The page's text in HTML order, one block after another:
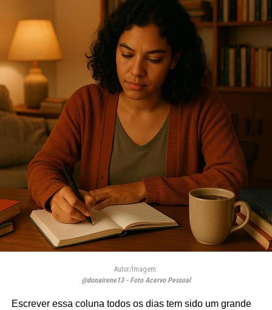
Autor/Imagem:
@donairene13 - Foto Acervo Pessoal
Escrever essa coluna todos os dias tem sido um grande